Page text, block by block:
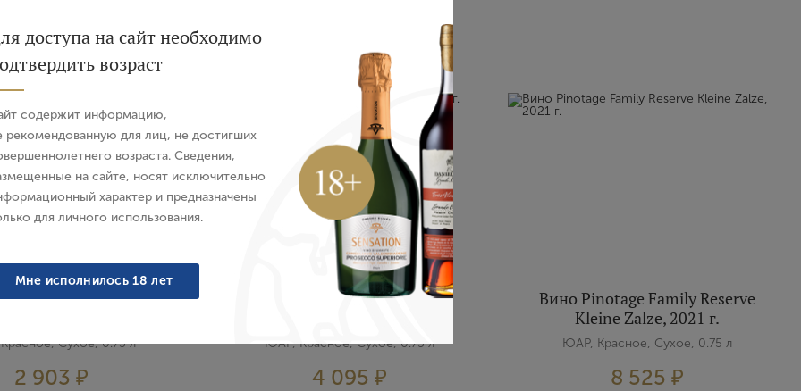
Sauvignon Cellar
Kleine Zalze, 2023 г.
Сухое, 0.75 л
2 903 ₽
Vegan
Вино Syrah Elgin Sutherland,
ЮАР, Красное, Сухое, 0.75 л
4 095 ₽
Вино Pinotage Family Reserve
Kleine Zalze, 2021 г.
ЮАР, Красное, Сухое, 0.75 л
8 525 ₽
доступа на сайт необходимо
возраст
содержит информацию,
рекомендованную для лиц, не достигших
возраста. Сведения,
на сайте, носят исключительно
характер и предназначены
для личного использования.
Мне исполнилось 18 лет
Авторизация
Пароль
Забыли пароль?